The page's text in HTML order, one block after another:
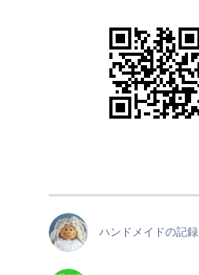
ハンドメイドの記録